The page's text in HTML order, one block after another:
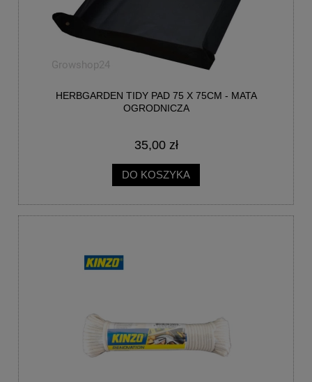
HERBGARDEN TIDY PAD 75 X 75CM - MATA
OGRODNICZA
35,00 zł
DO KOSZYKA